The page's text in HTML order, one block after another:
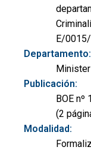
E/
Departamento:
Publicación:
BOE
(2
Modalidad: